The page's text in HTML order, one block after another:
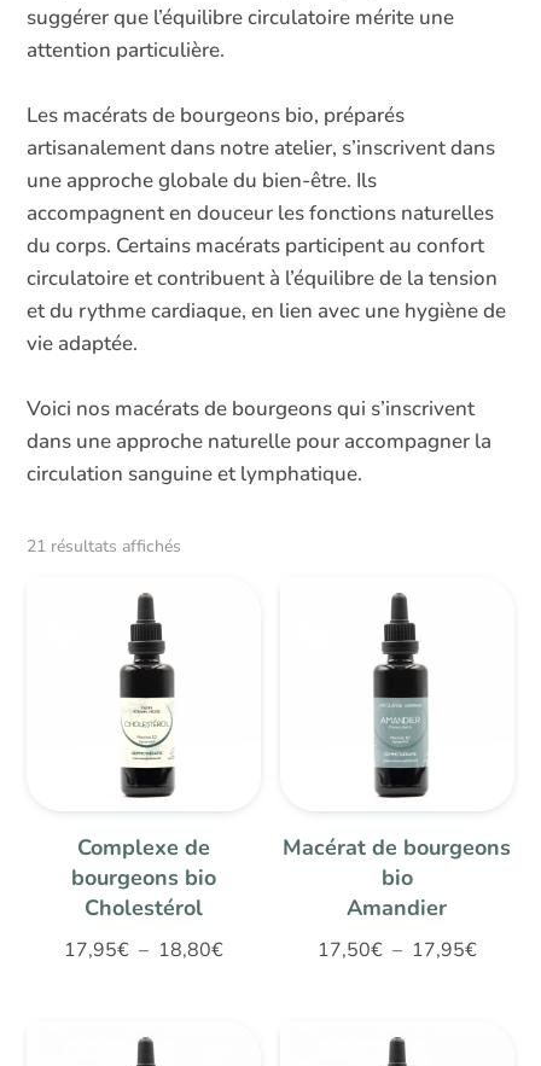
suggérer que l’équilibre circulatoire mérite une
attention particulière.
Les macérats de bourgeons bio, préparés
artisanalement dans notre atelier, s’inscrivent dans
une approche globale du bien-être. Ils
accompagnent en douceur les fonctions naturelles
du corps. Certains macérats participent au confort
circulatoire et contribuent à l’équilibre de la tension
et du rythme cardiaque, en lien avec une hygiène de
vie adaptée.
Voici nos macérats de bourgeons qui s’inscrivent
dans une approche naturelle pour accompagner la
circulation sanguine et lymphatique.
21 résultats affichés
Complexe de
bourgeons bio
Cholestérol
17,95€ – 18,80€Plage
Macérat de bourgeons
bio
Amandier
17,50€ – 17,95€Plage